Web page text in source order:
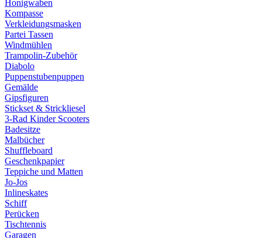
Honigwaben
Kompasse
Verkleidungsmasken
Partei Tassen
Windmühlen
Trampolin-Zubehör
Diabolo
Puppenstubenpuppen
Gemälde
Gipsfiguren
Stickset & Strickliesel
3-Rad Kinder Scooters
Badesitze
Malbücher
Shuffleboard
Geschenkpapier
Teppiche und Matten
Jo-Jos
Inlineskates
Schiff
Perücken
Tischtennis
Garagen